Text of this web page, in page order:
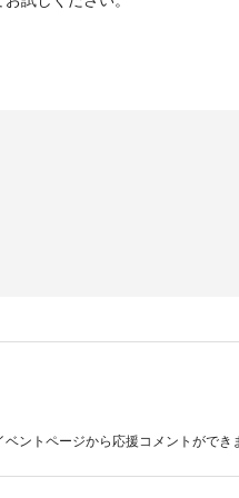
ントページから応援コメントができ